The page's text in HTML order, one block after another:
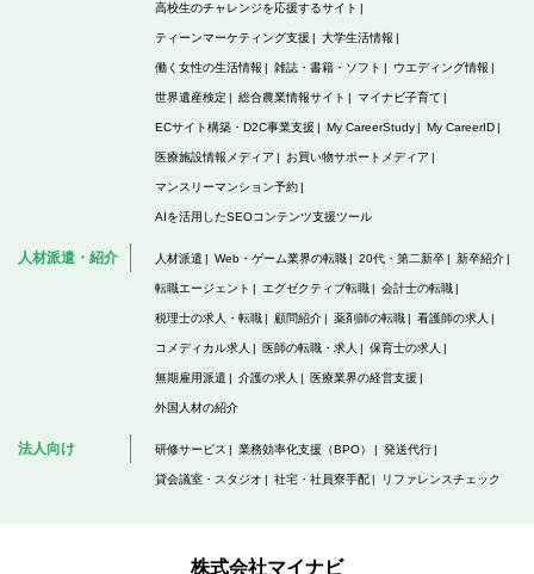
高校生のチャレンジを応援するサイト
ティーンマーケティング支援 大学生活情報
働く女性の生活情報 雑誌・書籍・ソフト ウエディング情報
世界遺産検定 総合農業情報サイト マイナビ子育て
ECサイト構築・D2C事業支援 My CareerStudy My CareerID
医療施設情報メディア お買い物サポートメディア
マンスリーマンション予約
AIを活用したSEOコンテンツ支援ツール
人材派遣・紹介 人材派遣 Web・ゲーム業界の転職 20代・第二新卒 新卒紹介
転職エージェント エグゼクティブ転職 会計士の転職
税理士の求人・転職 顧問紹介 薬剤師の転職 看護師の求人
コメディカル求人 医師の転職・求人 保育士の求人
無期雇用派遣 介護の求人 医療業界の経営支援
外国人材の紹介
法人向け 研修サービス 業務効率化支援（BPO） 発送代行
貸会議室・スタジオ 社宅・社員寮手配 リファレンスチェック
株式会社マイナビ